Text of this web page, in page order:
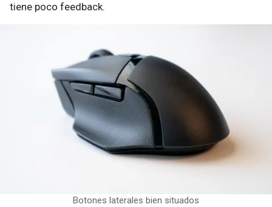
tiene poco feedback.
Botones laterales bien situados